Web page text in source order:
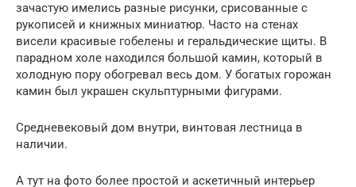
зачастую имелись разные рисунки, срисованные с
рукописей и книжных миниатюр. Часто на стенах
висели красивые гобелены и геральдические щиты. В
парадном холе находился большой камин, который в
холодную пору обогревал весь дом. У богатых горожан
камин был украшен скульптурными фигурами.
Средневековый дом внутри, винтовая лестница в
наличии.
А тут на фото более простой и аскетичный интерьер